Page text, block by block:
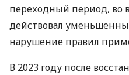
переходный период, во
действовал
нарушение правил
В 2023 году после